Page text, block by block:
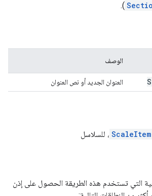
).
الوصف
العنوان الجديد أو نص العنوان
ScaleItem ، للسلاسل
التي تستخدم هذه الطريقة الحصول على إذن